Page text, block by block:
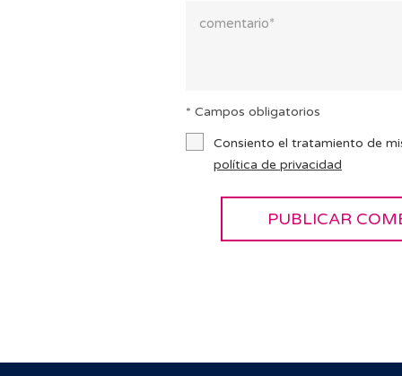
* Campos obligatorios
Consiento el tratamiento de
política de privacidad